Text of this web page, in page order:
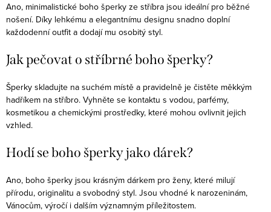
Ano, minimalistické boho šperky ze stříbra jsou ideální pro běžné
nošení. Díky lehkému a elegantnímu designu snadno doplní
každodenní outfit a dodají mu osobitý styl.
Jak pečovat o stříbrné boho šperky?
Šperky skladujte na suchém místě a pravidelně je čistěte měkkým
hadříkem na stříbro. Vyhněte se kontaktu s vodou, parfémy,
kosmetikou a chemickými prostředky, které mohou ovlivnit jejich
vzhled.
Hodí se boho šperky jako dárek?
Ano, boho šperky jsou krásným dárkem pro ženy, které milují
přírodu, originalitu a svobodný styl. Jsou vhodné k narozeninám,
Vánocům, výročí i dalším významným příležitostem.